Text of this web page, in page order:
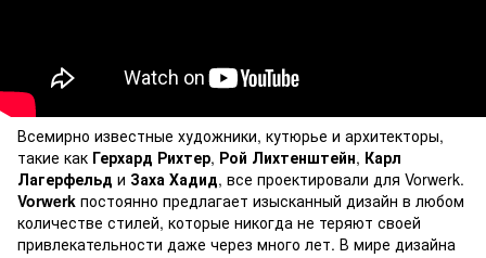
Всемирно известные художники, кутюрье и архитекторы,
такие как Герхард Рихтер, Рой Лихтенштейн, Карл
Лагерфельд и Заха Хадид, все проектировали для Vorwerk.
Vorwerk постоянно предлагает изысканный дизайн в любом
количестве стилей, которые никогда не теряют своей
привлекательности даже через много лет. В мире дизайна